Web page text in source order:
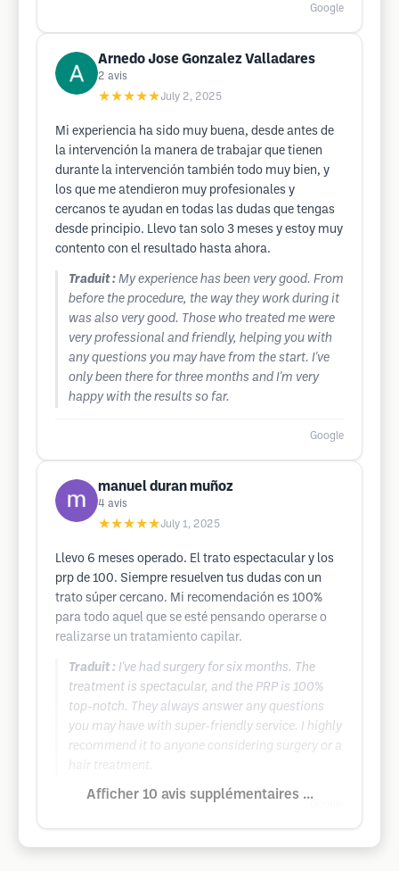
Google
Arnedo Jose Gonzalez Valladares
2 avis
★★★★★July 2, 2025
Mi experiencia ha sido muy buena, desde antes de
la intervención la manera de trabajar que tienen
durante la intervención también todo muy bien, y
los que me atendieron muy profesionales y
cercanos te ayudan en todas las dudas que tengas
desde principio. Llevo tan solo 3 meses y estoy muy
contento con el resultado hasta ahora.
Traduit : My experience has been very good. From
before the procedure, the way they work during it
was also very good. Those who treated me were
very professional and friendly, helping you with
any questions you may have from the start. I've
only been there for three months and I'm very
happy with the results so far.
Google
manuel duran muñoz
4 avis
★★★★★July 1, 2025
Llevo 6 meses operado. El trato espectacular y los
prp de 100. Siempre resuelven tus dudas con un
trato súper cercano. Mi recomendación es 100%
para todo aquel que se esté pensando operarse o
realizarse un tratamiento capilar.
Traduit : I've had surgery for six months. The
treatment is spectacular, and the PRP is 100%
top-notch. They always answer any questions
you may have with super-friendly service. I highly
recommend it to anyone considering surgery or a
hair treatment.
Afficher 10 avis supplémentaires ...